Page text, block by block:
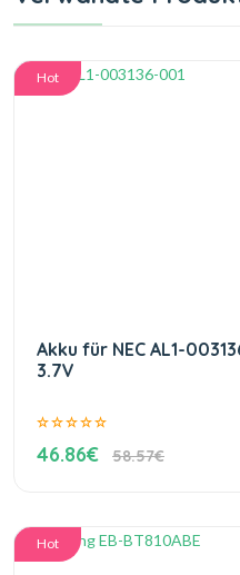
Hot
Akku für NEC AL1-
3.7V
46.86€ 58.57€
Hot